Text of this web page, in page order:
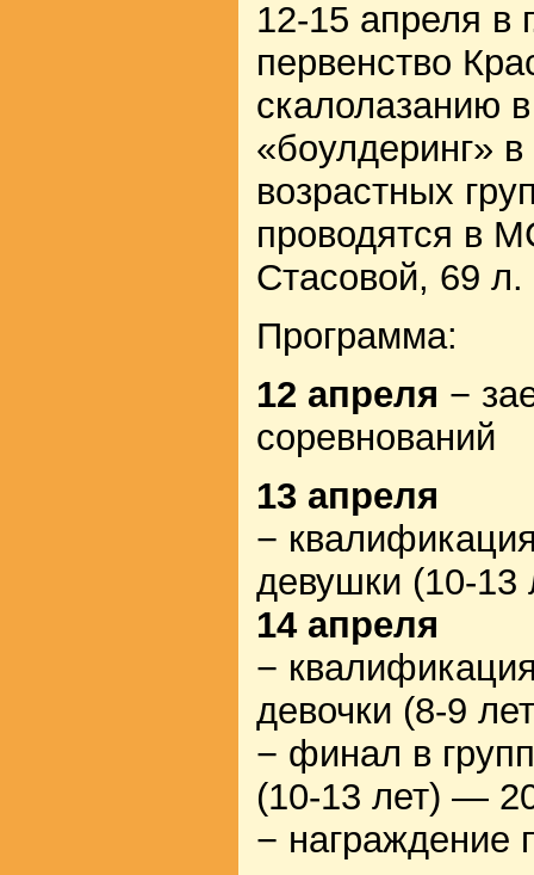
12-15 апреля в
первенство
скалолазанию
«боулдеринг»
возрастных
проводятся в
Стасовой, 69 л.
Программа:
12 апреля −
соревнований
13 апреля
−
девушки (10-13
14 апреля
−
девочки (8-9
− финал в
(10-13 лет) —
− награждение